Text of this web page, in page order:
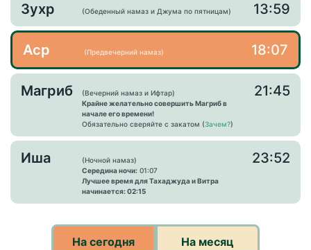
Зухр (Обеденный намаз и Джума по пятницам) 13:59
Аср (Предвечерний намаз) 18:07
Магриб
(Вечерний намаз и Ифтар)
Крайне желательно совершить Магриб в
начале его времени!
Обязательно сверяйте с закатом (Зачем?)
21:45
Иша
(Ночной намаз)
Середина ночи: 01:07
Лучшее время для Тахаджуда и Витра
начинается: 02:15
23:52
На сегодня На месяц